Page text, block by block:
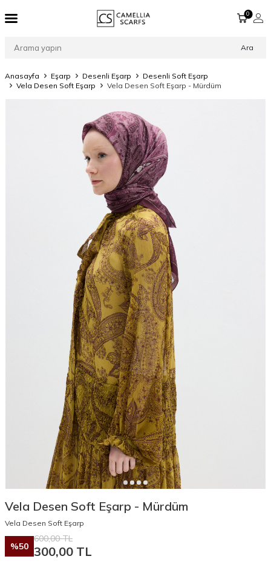
Ara
0
Anasayfa Eşarp Desenli Eşarp
Desenli Soft Eşarp
Vela Desen Soft Eşarp
Vela Desen Soft Eşarp - Mürdüm
Vela Desen Soft Eşarp - Mürdüm
Vela Desen Soft Eşarp
%50
600,00TL
300,00 TL